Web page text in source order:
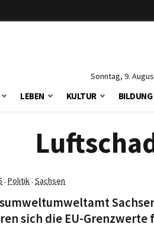
Sonntag, 9.
LEBEN KULTUR BILDUNG
· Politik· Sachsen
sich die EU-